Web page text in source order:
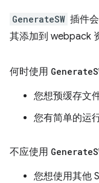
GenerateSW 插件
其添加到 webpack
何时使用 Generate
您想预缓存文件
您有简单的运
不应使用 Generate
您想使用其他